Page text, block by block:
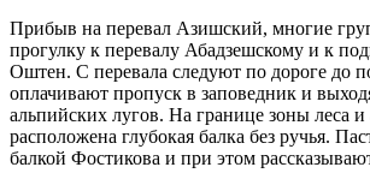
Прибыв на перевал Азишский, многие
прогулку к перевалу Абадзешскому и к
Оштен. С перевала следуют по дороге до
оплачивают пропуск в заповедник и
альпийских лугов. На границе зоны леса и
расположена глубокая балка без ручья.
балкой Фостикова и при этом